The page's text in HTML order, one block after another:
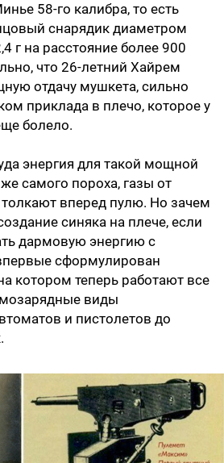
58-го калибра, то есть
снарядик диаметром
г на расстояние более 900
что 26-летний Хайрем
отдачу мушкета, сильно
приклада в плечо, которое у
болело.
энергия для такой мощной
самого пороха, газы от
толкают вперед пулю. Но зачем
синяка на плече, если
дармовую энергию с
сформулирован
котором теперь работают все
виды
и пистолетов до